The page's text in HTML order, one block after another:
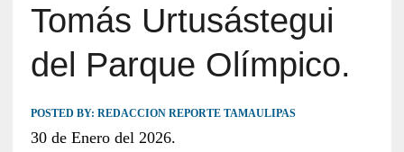
Tomás Urtusástegui
del Parque Olímpico.
POSTED BY: REDACCION REPORTE TAMAULIPAS
30 de Enero del 2026.